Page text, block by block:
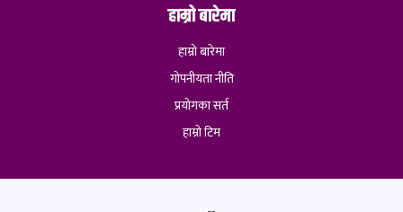
हाम्रो बारेमा
हाम्रो बारेमा
गोपनीयता नीति
प्रयोगका सर्त
हाम्रो टिम